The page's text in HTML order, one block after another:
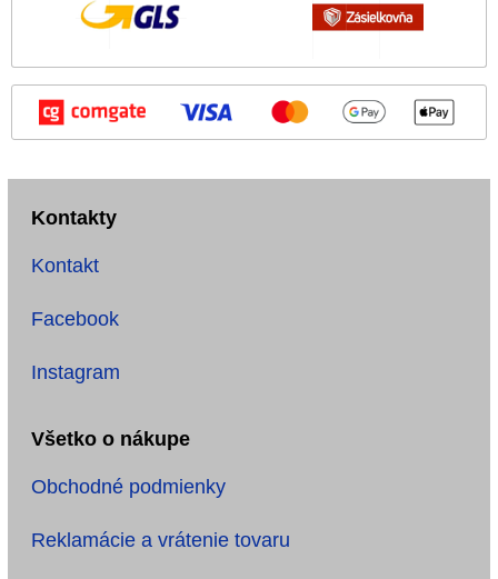
Kontakty
Kontakt
Facebook
Instagram
Všetko o nákupe
Obchodné podmienky
Reklamácie a vrátenie tovaru